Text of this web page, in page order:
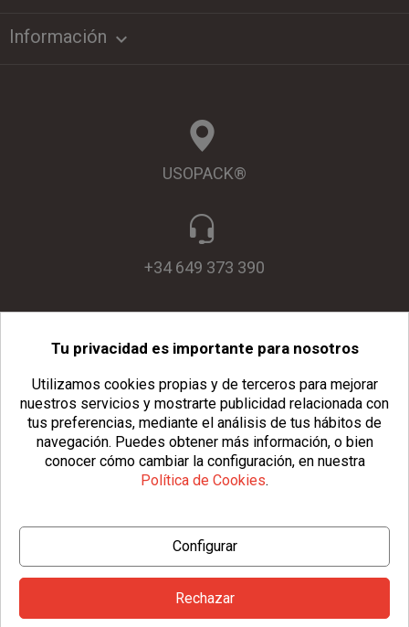
Información 
USOPACK®
+34 649 373 390
info@usopack.com
© Copyright 2026 Usopack® | Aviso Legal
| Política de Cookies| Configurar Cookies |
Condiciones Generales
Tu privacidad es importante para nosotros
Utilizamos cookies propias y de terceros para mejorar
nuestros servicios y mostrarte publicidad relacionada con
tus preferencias, mediante el análisis de tus hábitos de
navegación. Puedes obtener más información, o bien
conocer cómo cambiar la configuración, en nuestra
Política de Cookies.
Configurar
Rechazar